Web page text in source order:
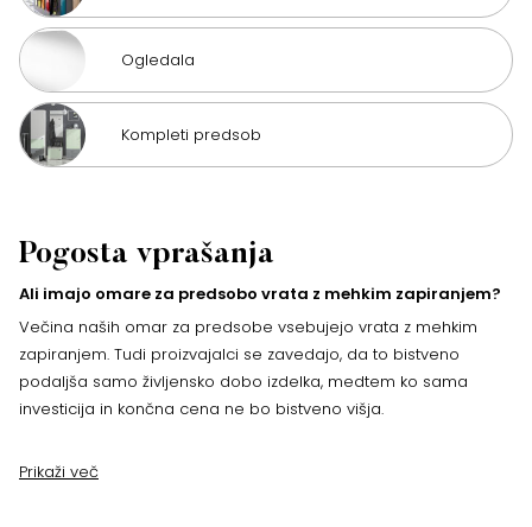
Ogledala
Kompleti predsob
Pogosta vprašanja
Ali imajo omare za predsobo vrata z mehkim zapiranjem?
Večina naših omar za predsobe vsebujejo vrata z mehkim
zapiranjem. Tudi proizvajalci se zavedajo, da to bistveno
podaljša samo življensko dobo izdelka, medtem ko sama
investicija in končna cena ne bo bistveno višja.
Prikaži več